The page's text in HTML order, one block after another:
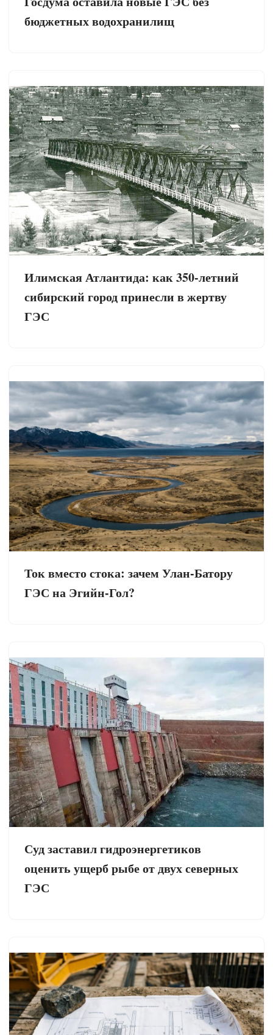
бюджетных водохранилищ
Илимская Атлантида: как 350-летний
сибирский город принесли в жертву
ГЭС
Ток вместо стока: зачем Улан-Батору
ГЭС на Эгийн-Гол?
Суд заставил гидроэнергетиков
оценить ущерб рыбе от двух северных
ГЭС